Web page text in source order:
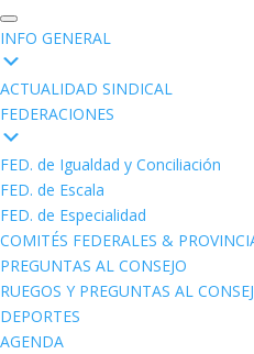
INFO GENERAL
ACTUALIDAD SINDICAL
FEDERACIONES
FED. de Igualdad y Conciliación
FED. de Escala
FED. de Especialidad
COMITÉS FEDERALES &
PREGUNTAS AL CONSEJO
RUEGOS Y PREGUNTAS AL
DEPORTES
AGENDA